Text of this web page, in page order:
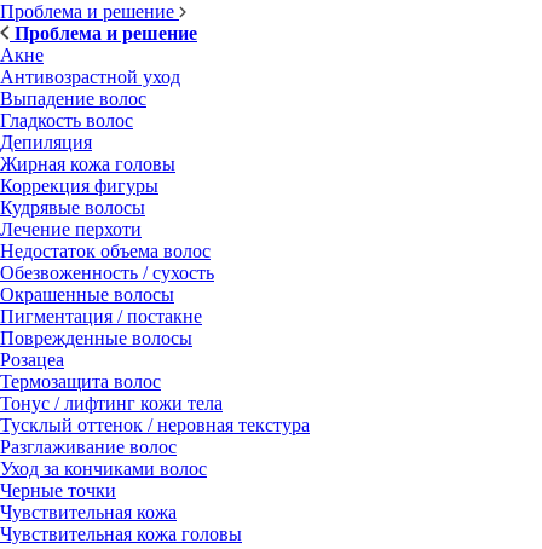
Проблема и решение
Проблема и решение
Акне
Антивозрастной уход
Выпадение волос
Гладкость волос
Депиляция
Жирная кожа головы
Коррекция фигуры
Кудрявые волосы
Лечение перхоти
Недостаток объема волос
Обезвоженность / сухость
Окрашенные волосы
Пигментация / постакне
Поврежденные волосы
Розацеа
Термозащита волос
Тонус / лифтинг кожи тела
Тусклый оттенок / неровная текстура
Разглаживание волос
Уход за кончиками волос
Черные точки
Чувствительная кожа
Чувствительная кожа головы